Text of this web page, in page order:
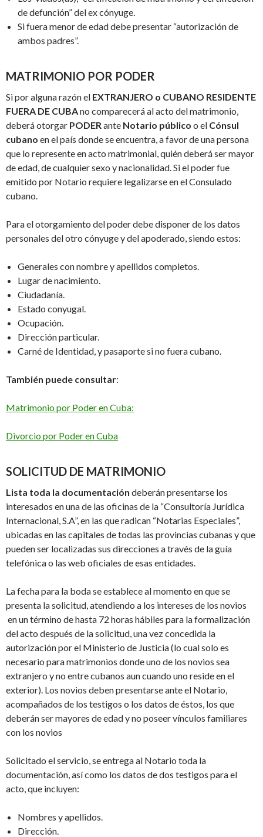
de defunción” del ex cónyuge.
Si fuera menor de edad debe presentar “autorización de
ambos padres”.
MATRIMONIO POR PODER
Si por alguna razón el EXTRANJERO o CUBANO RESIDENTE
FUERA DE CUBAno comparecerá al acto del matrimonio,
deberá otorgar PODERante Notario público o el Cónsul
cubano en el país donde se encuentra, a favor de una persona
que lo represente en acto matrimonial, quién deberá ser mayor
de edad, de cualquier sexo y nacionalidad. Si el poder fue
emitido por Notario requiere legalizarse en el Consulado
cubano.
Para el otorgamiento del poder debe disponer de los datos
personales del otro cónyuge y del apoderado, siendo estos:
Generales con nombre y apellidos completos.
Lugar de nacimiento.
Ciudadanía.
Estado conyugal.
Ocupación.
Dirección particular.
Carné de Identidad, y pasaporte si no fuera cubano.
También puede consultar:
Matrimonio por Poder en Cuba:
Divorcio por Poder en Cuba
SOLICITUD DE MATRIMONIO
Lista toda la documentación deberán presentarse los
interesados en una de las oficinas de la “Consultoría Jurídica
Internacional, S.A”, en las que radican “Notarias Especiales”,
ubicadas en las capitales de todas las provincias cubanas y que
pueden ser localizadas sus direcciones a través de la guía
telefónica o las web oficiales de esas entidades.
La fecha para la boda se establece al momento en que se
presenta la solicitud, atendiendo a los intereses de los novios
en un término de hasta 72 horas hábiles para la formalización
del acto después de la solicitud, una vez concedida la
autorización por el Ministerio de Justicia (lo cual solo es
necesario para matrimonios donde uno de los novios sea
extranjero y no entre cubanos aun cuando uno reside en el
exterior). Los novios deben presentarse ante el Notario,
acompañados de los testigos o los datos de éstos, los que
deberán ser mayores de edad y no poseer vínculos familiares
con los novios
Solicitado el servicio, se entrega al Notario toda la
documentación, así como los datos de dos testigos para el
acto, que incluyen:
Nombres y apellidos.
Dirección.